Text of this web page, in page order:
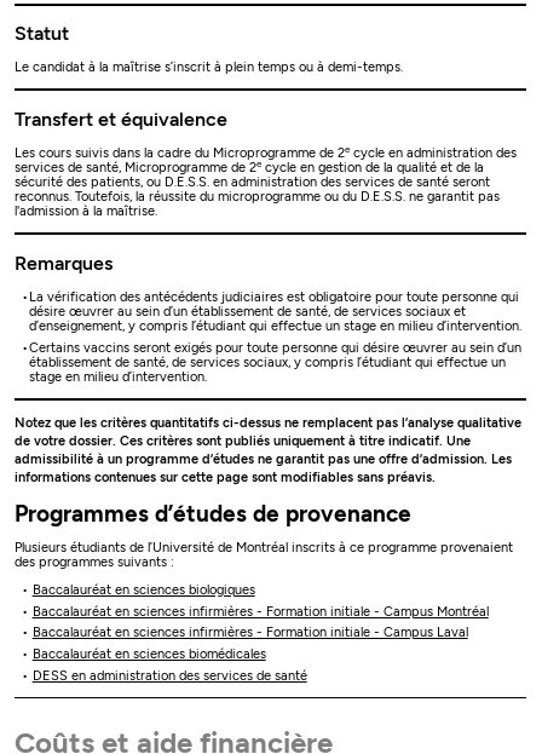
Statut
Le candidat à la maîtrise s’inscrit à plein temps ou à demi-temps.
Transfert et équivalence
Les cours suivis dans la cadre du Microprogramme de 2e cycle en administration des
services de santé, Microprogramme de 2e cycle en gestion de la qualité et de la
sécurité des patients, ou D.E.S.S. en administration des services de santé seront
reconnus. Toutefois, la réussite du microprogramme ou du D.E.S.S. ne garantit pas
l'admission à la maîtrise.
Remarques
La vérification des antécédents judiciaires est obligatoire pour toute personne qui
désire œuvrer au sein d’un établissement de santé, de services sociaux et
d’enseignement, y compris l’étudiant qui effectue un stage en milieu d’intervention.
Certains vaccins seront exigés pour toute personne qui désire œuvrer au sein d’un
établissement de santé, de services sociaux, y compris l’étudiant qui effectue un
stage en milieu d’intervention.
Notez que les critères quantitatifs ci-dessus ne remplacent pas l’analyse qualitative
de votre dossier. Ces critères sont publiés uniquement à titre indicatif. Une
admissibilité à un programme d’études ne garantit pas une offre d’admission. Les
informations contenues sur cette page sont modifiables sans préavis.
Programmes d’études de provenance
Plusieurs étudiants de l’Université de Montréal inscrits à ce programme provenaient
des programmes suivants :
Baccalauréat en sciences biologiques
Baccalauréat en sciences infirmières - Formation initiale - Campus Montréal
Baccalauréat en sciences infirmières - Formation initiale - Campus Laval
Baccalauréat en sciences biomédicales
DESS en administration des services de santé
Coûts et aide financière